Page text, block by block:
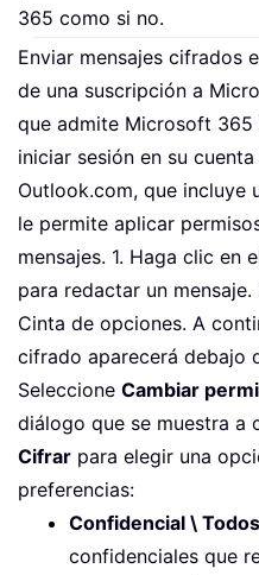
365 como si no.
Enviar mensajes cifrados
de una suscripción a
que admite Microsoft 365
iniciar sesión en su
Outlook.com, que incluye
le permite aplicar
mensajes. 1. Haga clic en
para redactar un
Cinta de opciones. A
cifrado aparecerá debajo
Seleccione Cambiar
diálogo que se muestra a
Cifrar para elegir una
preferencias:
Confidencial \
confidenciales que